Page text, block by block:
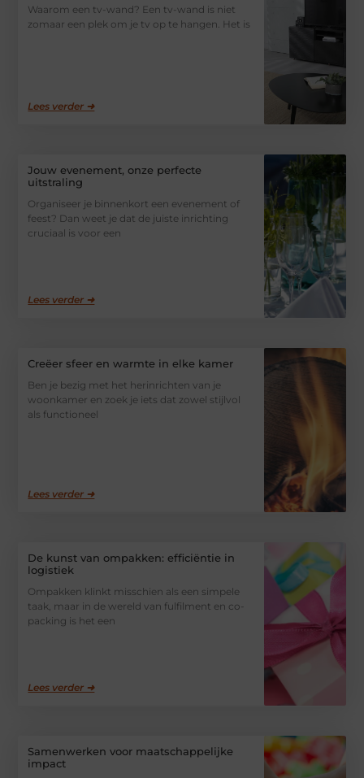
Waarom een tv-wand? Een tv-wand is niet
zomaar een plek om je tv op te hangen. Het is
Lees verder ➜
Jouw evenement, onze perfecte
uitstraling
Organiseer je binnenkort een evenement of
feest? Dan weet je dat de juiste inrichting
cruciaal is voor een
Lees verder ➜
Creëer sfeer en warmte in elke kamer
Ben je bezig met het herinrichten van je
woonkamer en zoek je iets dat zowel stijlvol
als functioneel
Lees verder ➜
De kunst van ompakken: efficiëntie in
logistiek
Ompakken klinkt misschien als een simpele
taak, maar in de wereld van fulfilment en co-
packing is het een
Lees verder ➜
Samenwerken voor maatschappelijke
impact